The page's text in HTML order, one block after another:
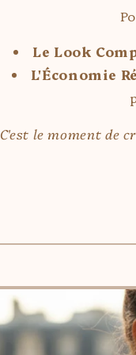
Le Look
L'Économie
C'est le moment de